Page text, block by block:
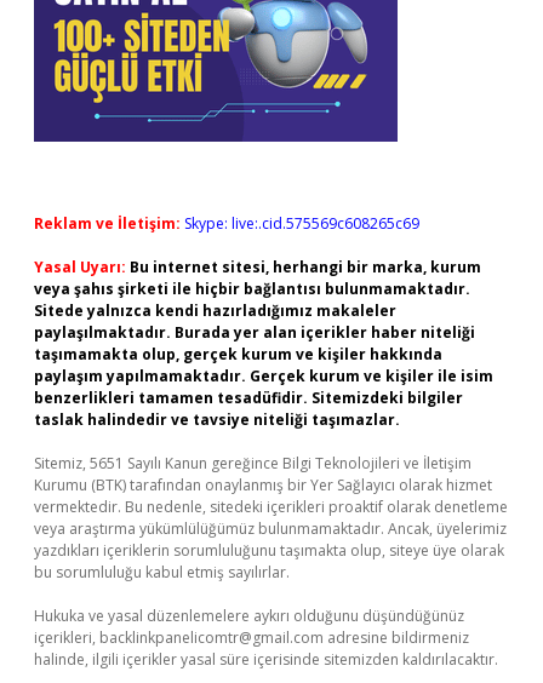
Reklam ve İletişim: Skype: live:.cid.575569c608265c69
Yasal Uyarı: Bu internet sitesi, herhangi bir marka, kurum
veya şahıs şirketi ile hiçbir bağlantısı bulunmamaktadır.
Sitede yalnızca kendi hazırladığımız makaleler
paylaşılmaktadır. Burada yer alan içerikler haber niteliği
taşımamakta olup, gerçek kurum ve kişiler hakkında
paylaşım yapılmamaktadır. Gerçek kurum ve kişiler ile isim
benzerlikleri tamamen tesadüfidir. Sitemizdeki bilgiler
taslak halindedir ve tavsiye niteliği taşımazlar.
Sitemiz, 5651 Sayılı Kanun gereğince Bilgi Teknolojileri ve İletişim
Kurumu (BTK) tarafından onaylanmış bir Yer Sağlayıcı olarak hizmet
vermektedir. Bu nedenle, sitedeki içerikleri proaktif olarak denetleme
veya araştırma yükümlülüğümüz bulunmamaktadır. Ancak, üyelerimiz
yazdıkları içeriklerin sorumluluğunu taşımakta olup, siteye üye olarak
bu sorumluluğu kabul etmiş sayılırlar.
Hukuka ve yasal düzenlemelere aykırı olduğunu düşündüğünüz
içerikleri, backlinkpanelicomtr@gmail.com adresine bildirmeniz
halinde, ilgili içerikler yasal süre içerisinde sitemizden kaldırılacaktır.